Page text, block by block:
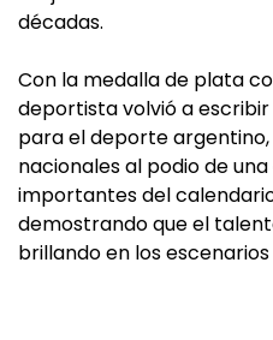
décadas.
Con la medalla de plata
deportista volvió a
para el deporte
nacionales al podio de
importantes del
demostrando que el
brillando en los